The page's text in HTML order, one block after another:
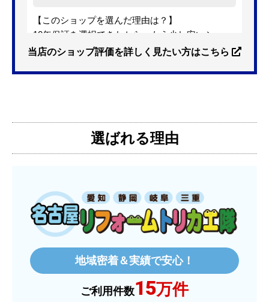
【このショップを選んだ理由は？】
10年保証を選択できたから。もう少し安いショッ
プも有ったが、5年保証しかなかった。
【その他感想・コメント】
ものおきものおきさん
2025年12月26日 18:45
欲しい商品をスムーズに注文できましたか？
はい
ショップからの連絡や対応は適切でしたか？
当店のショップ評価を詳しく見たい方はこちら
選ばれる理由
地域密着＆実績で安心！
ご利用件数15万件